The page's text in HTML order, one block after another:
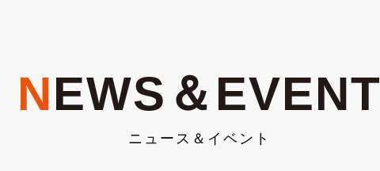
NEWS＆EVENT
ニュース＆イベント